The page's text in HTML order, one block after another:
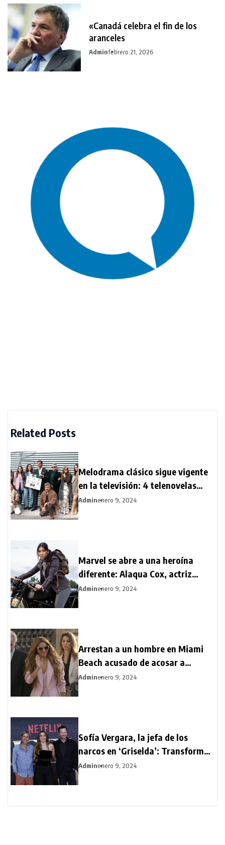
«Canadá celebra el fin de los
aranceles
Adminfebrero 21, 2026
Related Posts
Melodrama clásico sigue vigente
en la televisión: 4 telenovelas
llegan al aire al inicio de 2024
Adminenero 9, 2024
Marvel se abre a una heroína
diferente: Alaqua Cox, actriz
sordomuda, protagoniza la serie
Adminenero 9, 2024
Arrestan a un hombre en Miami
Beach acusado de acosar a
Shakira
Adminenero 9, 2024
Sofía Vergara, la jefa de los
narcos en ‘Griselda’: Transformar
mi físico ha sido difícil
Adminenero 9, 2024